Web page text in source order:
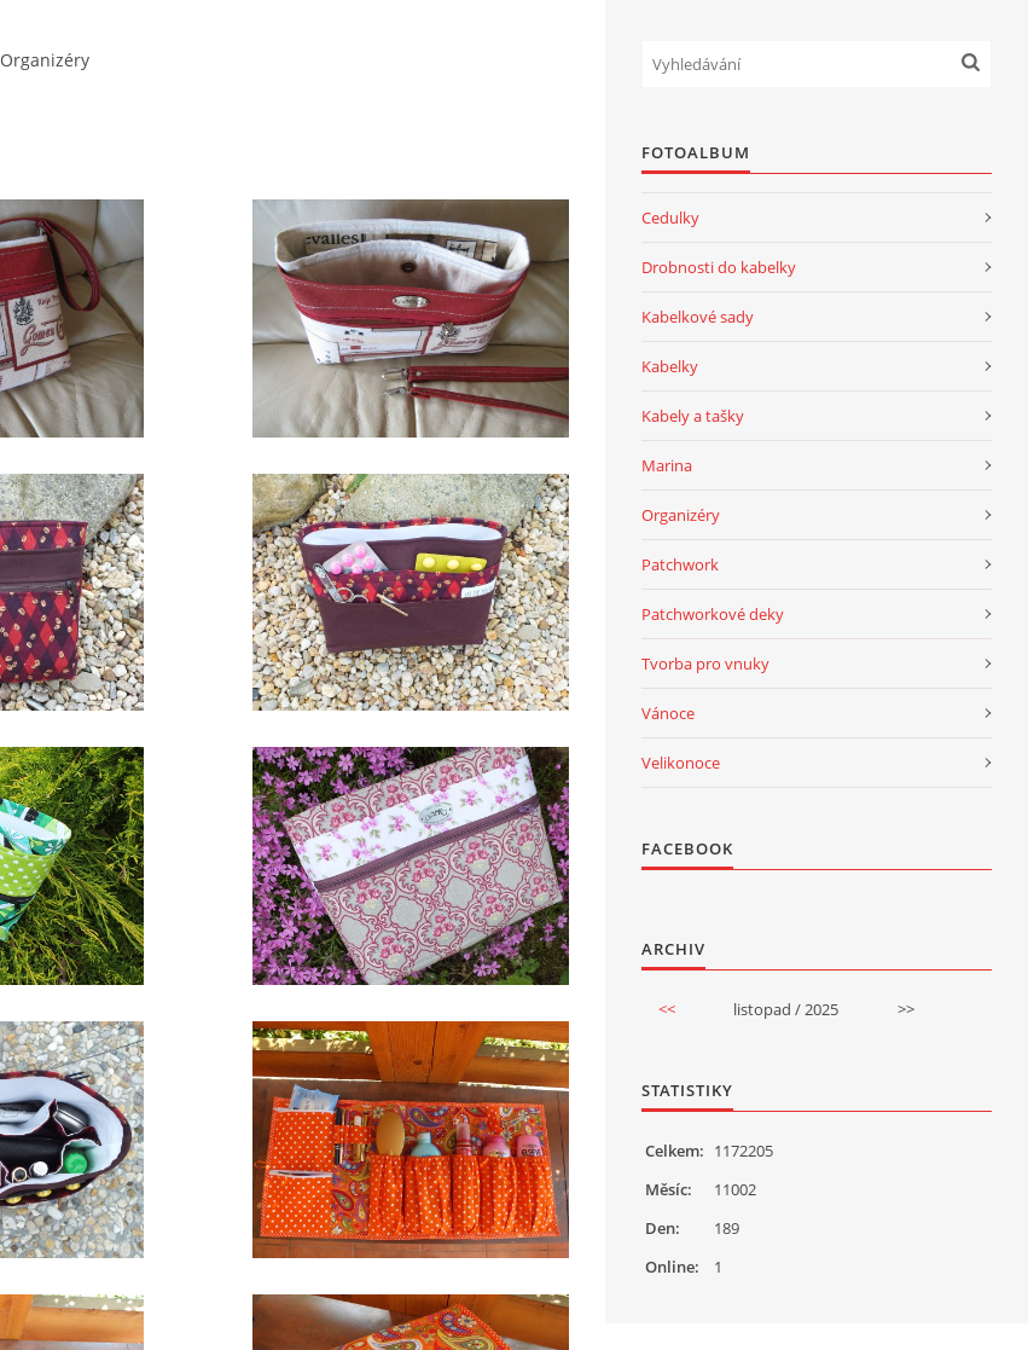
Organizéry
FOTOALBUM
Cedulky
Drobnosti do kabelky
Kabelkové sady
Kabelky
Kabely a tašky
Marina
Organizéry
Patchwork
Patchworkové deky
Tvorba pro vnuky
Vánoce
Velikonoce
FACEBOOK
ARCHIV
<< listopad / 2025 >>
STATISTIKY
Online: 1
Celkem: 1172205
Měsíc:
11002
Den:
189